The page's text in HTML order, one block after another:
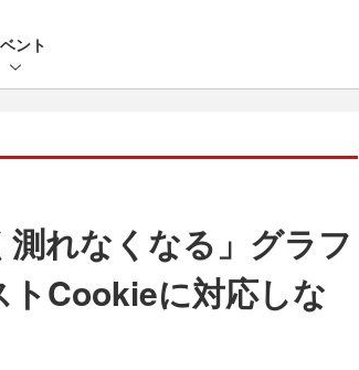
ント
測れなくなる」グラフ
トCookieに対応しな